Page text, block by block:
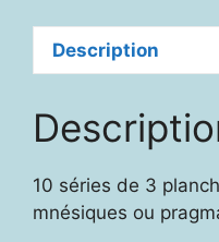
Description
10 séries de 3
mnésiques ou